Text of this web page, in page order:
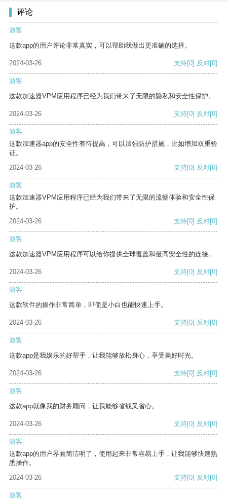
评论
游客
这款app的用户评论非常真实，可以帮助我做出更准确的选择。
2024-03-26 支持[0] 反对[0]
游客
这款加速器VPM应用程序已经为我们带来了无限的隐私和安全性保护。
2024-03-26 支持[0] 反对[0]
游客
这款加速器app的安全性有待提高，可以加强防护措施，比如增加双重验
证。
2024-03-26
支持[0] 反对[0]
游客
这款加速器VPM应用程序已经为我们带来了无限的流畅体验和安全性保
护。
2024-03-26
支持[0] 反对[0]
游客
这款加速器VPM应用程序可以给你提供全球覆盖和最高安全性的连接。
2024-03-26 支持[0] 反对[0]
游客
这款软件的操作非常简单，即使是小白也能快速上手。
2024-03-26 支持[0] 反对[0]
游客
这款app是我娱乐的好帮手，让我能够放松身心，享受美好时光。
2024-03-26 支持[0] 反对[0]
游客
这款app就像我的财务顾问，让我能够省钱又省心。
2024-03-26 支持[0] 反对[0]
游客
这款app的用户界面简洁明了，使用起来非常容易上手，让我能够快速熟
悉操作。
2024-03-26
支持[0] 反对[0]
游客